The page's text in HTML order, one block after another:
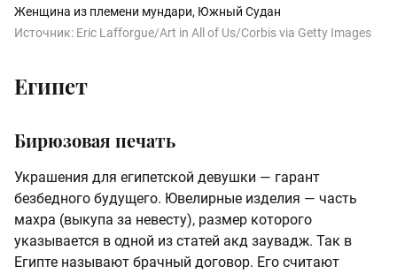
Женщина из племени мундари, Южный Судан
Источник: Eric Lafforgue/Art in All of Us/Corbis via Getty Images
Египет
Бирюзовая печать
Украшения для египетской девушки — гарант
безбедного будущего. Ювелирные изделия — часть
махра (выкупа за невесту), размер которого
указывается в одной из статей акд заувадж. Так в
Египте называют брачный договор. Его считают